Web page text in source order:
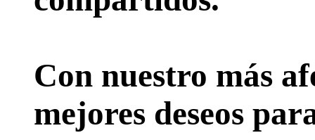
Con nuestro más
mejores deseos